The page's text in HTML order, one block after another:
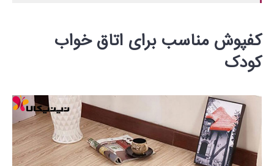
کفپوش مناسب برای اتاق خواب
کودک